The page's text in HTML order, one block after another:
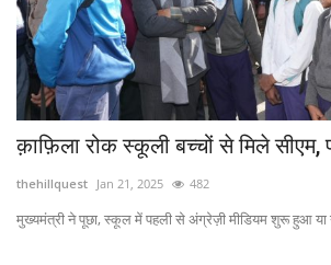
क़ाफ़िला रोक स्कूली बच्चों से मिले सीएम,
thehillquest Jan 21, 2025 482
मुख्यमंत्री ने पूछा, स्कूल में पहली से अंग्रेज़ी मीडियम शुरू हुआ या